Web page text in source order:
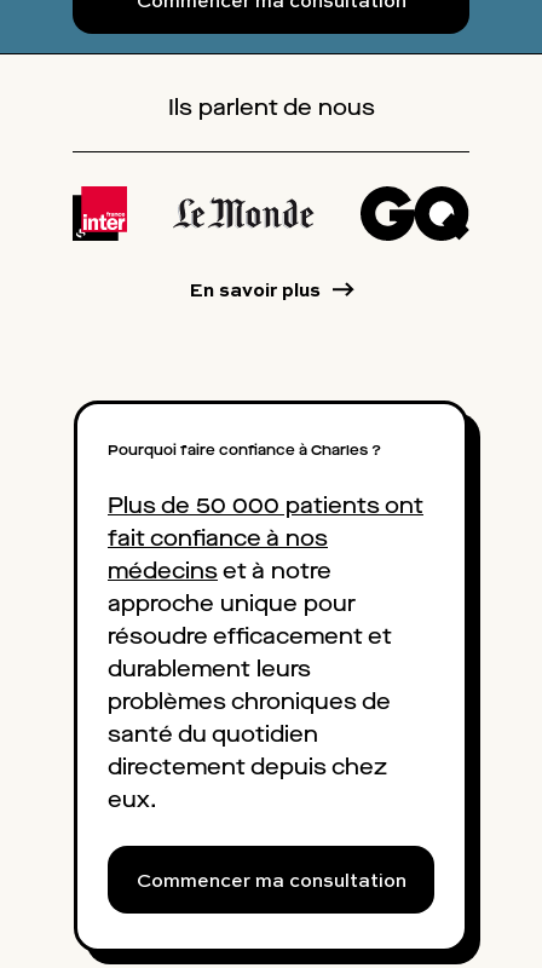
Ils parlent de nous
En savoir plus
Pourquoi faire confiance à Charles ?
Plus de 50 000 patients ont
fait confiance à nos
médecinset à notre
approche unique pour
résoudre efficacement et
durablement leurs
problèmes chroniques de
santé du quotidien
directement depuis chez
eux.
Commencer ma consultation